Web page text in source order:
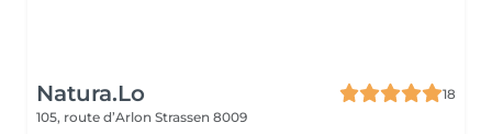
Natura.Lo
18
105, route d’Arlon Strassen 8009